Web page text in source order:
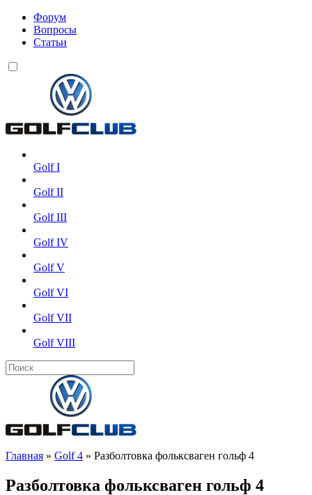
Форум
Вопросы
Статьи
Golf I
Golf II
Golf III
Golf IV
Golf V
Golf VI
Golf VII
Golf VIII
Главная » Golf 4 » Разболтовка фольксваген гольф 4
Разболтовка фольксваген гольф 4